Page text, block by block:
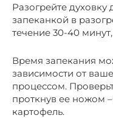
Разогрейте духовку
запеканкой в
течение 30-40
Время запекания
зависимости от
процессом.
проткнув ее ножом
картофель.